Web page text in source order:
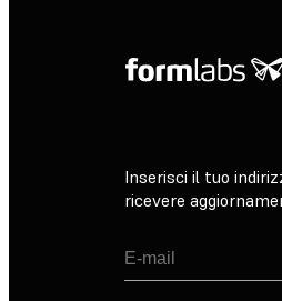
Inserisci il tuo
ricevere